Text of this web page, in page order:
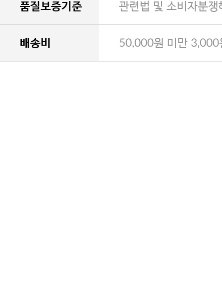
품질보증기준 관련법 및 소비자분
배송비 50,000원 미만 3,000